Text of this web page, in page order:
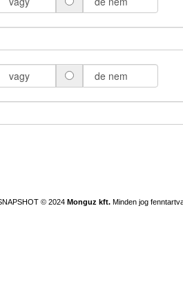
vagy de nem
© 2024 Monguz kft. Minden jog